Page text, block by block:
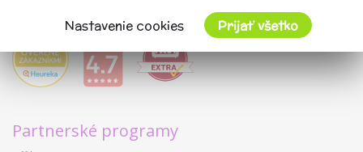
Partnerské programy
Nastavenie cookies Prijať všetko